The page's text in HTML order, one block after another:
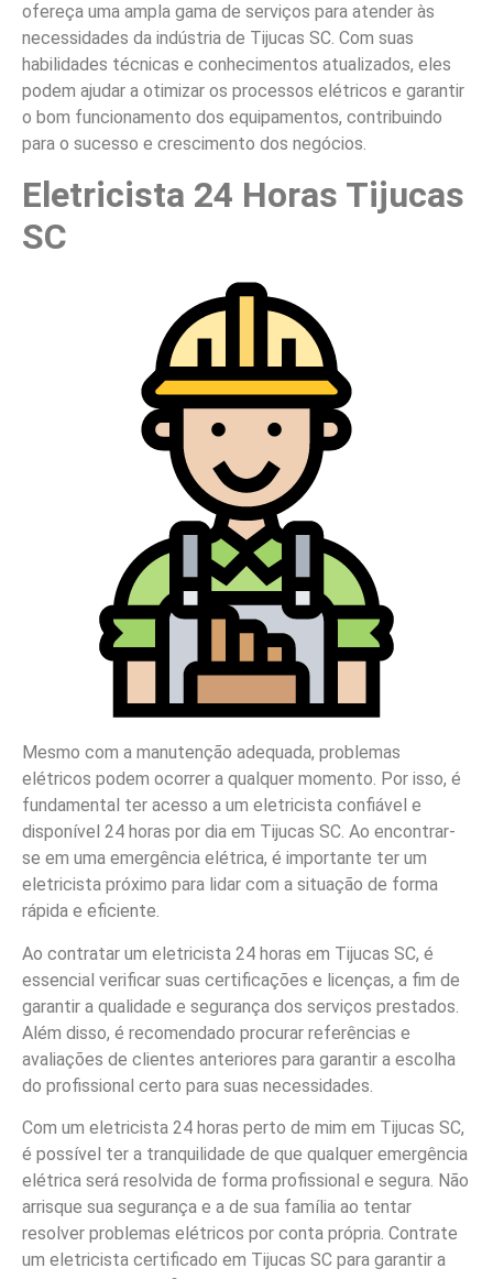
ofereça uma ampla gama de serviços para atender às
necessidades da indústria de Tijucas SC. Com suas
habilidades técnicas e conhecimentos atualizados, eles
podem ajudar a otimizar os processos elétricos e garantir
o bom funcionamento dos equipamentos, contribuindo
para o sucesso e crescimento dos negócios.
Eletricista 24 Horas Tijucas
SC
Mesmo com a manutenção adequada, problemas
elétricos podem ocorrer a qualquer momento. Por isso, é
fundamental ter acesso a um eletricista confiável e
disponível 24 horas por dia em Tijucas SC. Ao encontrar-
se em uma emergência elétrica, é importante ter um
eletricista próximo para lidar com a situação de forma
rápida e eficiente.
Ao contratar um eletricista 24 horas em Tijucas SC, é
essencial verificar suas certificações e licenças, a fim de
garantir a qualidade e segurança dos serviços prestados.
Além disso, é recomendado procurar referências e
avaliações de clientes anteriores para garantir a escolha
do profissional certo para suas necessidades.
Com um eletricista 24 horas perto de mim em Tijucas SC,
é possível ter a tranquilidade de que qualquer emergência
elétrica será resolvida de forma profissional e segura. Não
arrisque sua segurança e a de sua família ao tentar
resolver problemas elétricos por conta própria. Contrate
um eletricista certificado em Tijucas SC para garantir a